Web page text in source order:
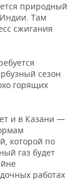
природный
Индии. Там
сжигания
сезон
горящих
и в Казани —
которой по
газ будет
работах